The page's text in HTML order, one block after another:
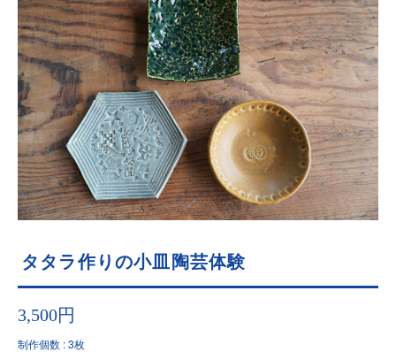
タタラ作りの小皿陶芸体験
3,500円
制作個数 : 3枚